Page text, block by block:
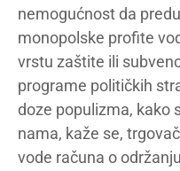
nemogućnost da
monopolske profite
vrstu zaštite ili
programe političkih
doze populizma, kako
nama, kaže se,
vode računa o